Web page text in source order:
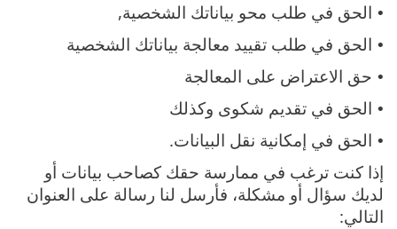
• الحق في طلب محو بياناتك الشخصية,
• الحق في طلب تقييد معالجة بياناتك الشخصية
• حق الاعتراض على المعالجة
• الحق في تقديم شكوى وكذلك
• الحق في إمكانية نقل البيانات.
إذا كنت ترغب في ممارسة حقك كصاحب بيانات أو
لديك سؤال أو مشكلة، فأرسل لنا رسالة على العنوان
التالي: